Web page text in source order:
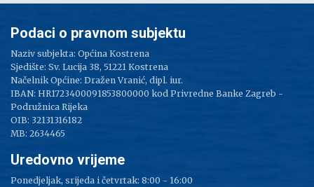
Podaci o pravnom subjektu
Naziv subjekta: Općina Kostrena
Sjedište: Sv. Lucija 38, 51221 Kostrena
Načelnik Općine: Dražen Vranić, dipl. iur.
IBAN: HR1723400091853800000 kod Privredne Banke Zagreb -
Podružnica Rijeka
OIB: 32131316182
MB: 2634465
Uredovno vrijeme
Ponedjeljak, srijeda i četvrtak: 8:00 - 16:00